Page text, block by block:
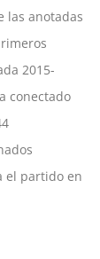
las anotadas
2015-
conectado
el partido en